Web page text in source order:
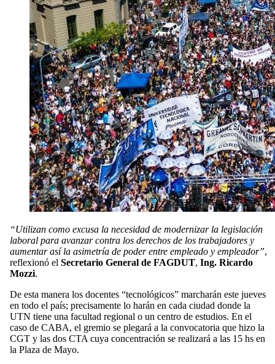
“Utilizan como excusa la necesidad de modernizar la legislación
laboral para avanzar contra los derechos de los trabajadores y
aumentar así la asimetría de poder entre empleado y empleador”,
reflexionó el Secretario General de FAGDUT, Ing. Ricardo
Mozzi.
De esta manera los docentes “tecnológicos” marcharán este jueves
en todo el país; precisamente lo harán en cada ciudad donde la
UTN tiene una facultad regional o un centro de estudios. En el
caso de CABA, el gremio se plegará a la convocatoria que hizo la
CGT y las dos CTA cuya concentración se realizará a las 15 hs en
la Plaza de Mayo.